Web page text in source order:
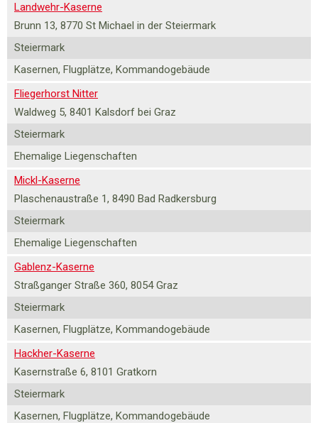
Landwehr-Kaserne
Brunn 13, 8770 St Michael in der Steiermark
Steiermark
Kasernen, Flugplätze, Kommandogebäude
Fliegerhorst Nitter
Waldweg 5, 8401 Kalsdorf bei Graz
Steiermark
Ehemalige Liegenschaften
Mickl-Kaserne
Plaschenaustraße 1, 8490 Bad Radkersburg
Steiermark
Ehemalige Liegenschaften
Gablenz-Kaserne
Straßganger Straße 360, 8054 Graz
Steiermark
Kasernen, Flugplätze, Kommandogebäude
Hackher-Kaserne
Kasernstraße 6, 8101 Gratkorn
Steiermark
Kasernen, Flugplätze, Kommandogebäude